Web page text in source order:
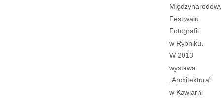
Festiwalu
Fotografii
w Rybniku.
W 2013
wystawa
„Architektura”
w Kawiarni